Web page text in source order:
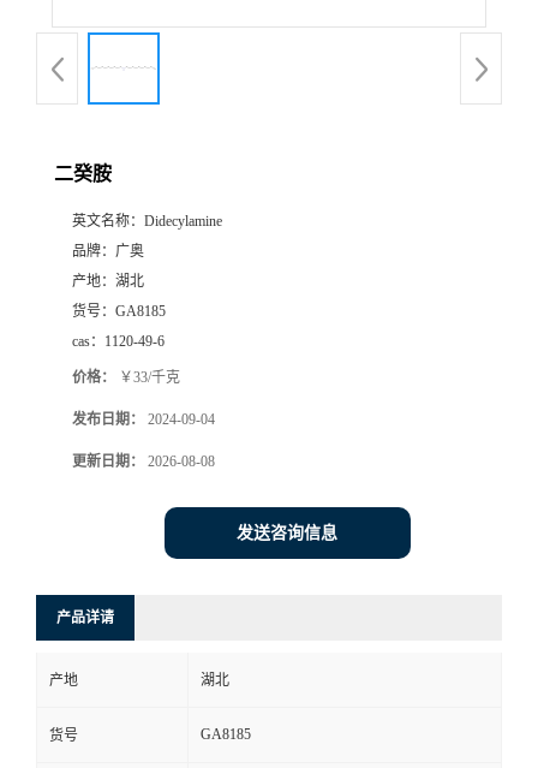
二癸胺
英文名称： Didecylamine
品牌： 广奥
产地： 湖北
货号： GA8185
cas： 1120-49-6
价格： ￥33/千克
发布日期： 2024-09-04
更新日期： 2026-08-08
发送咨询信息
产品详请
产地 湖北
货号 GA8185